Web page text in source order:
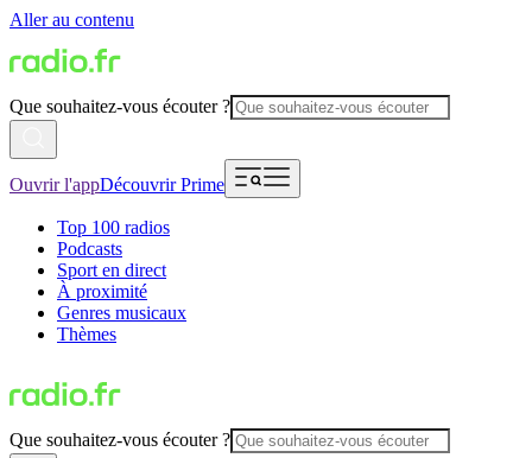
Aller au contenu
Que souhaitez-vous écouter ?
Ouvrir l'appDécouvrir Prime
Top 100 radios
Podcasts
Sport en direct
À proximité
Genres musicaux
Thèmes
Que souhaitez-vous écouter ?